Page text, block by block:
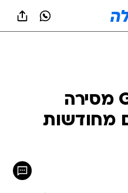
המפיצה של GTA מסירה
מחודשות